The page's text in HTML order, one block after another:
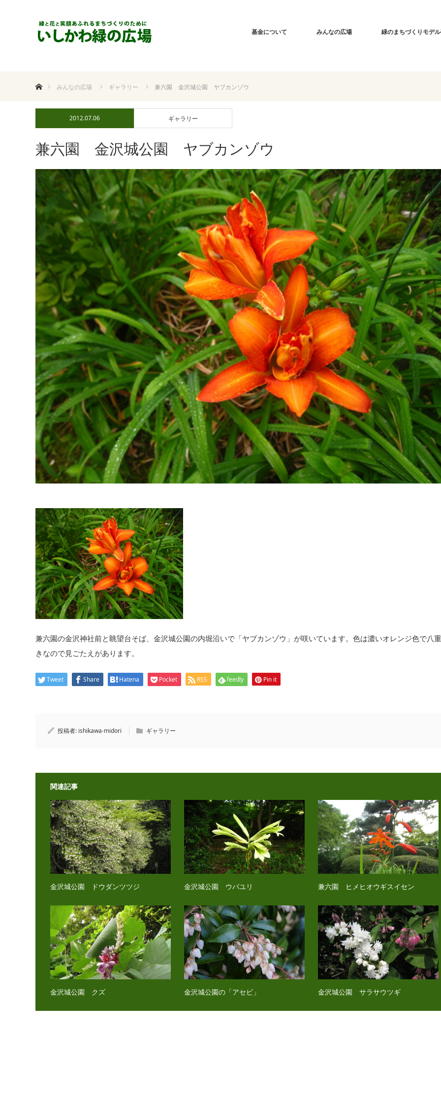
基金について みんなの広場 緑のまちづくりモデ
みんなの広場
ギャラリー 兼六園 金沢城公園 ヤブカンゾウ
2012.07.06 ギャラリー
兼六園 金沢城公園 ヤブカンゾウ
兼六園の金沢神社前と眺望台そば、金沢城公園の内堀沿いで「ヤブカンゾウ」が咲いています。色は濃いオレンジ色で八
きなので見ごたえがあります。
Tweet Share Hatena Pocket RSS feedly Pin it
投稿者: ishikawa-midori ギャラリー
関連記事
金沢城公園 ドウダンツツジ 金沢城公園 ウバユリ 兼六園 ヒメヒオウギスイセン
金沢城公園 クズ 金沢城公園の「アセビ」 金沢城公園 サラサウツギ